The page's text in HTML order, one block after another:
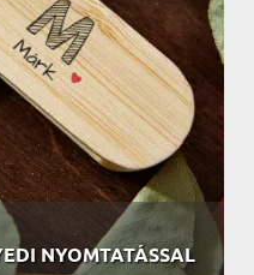
NYOMTATÁSSAL